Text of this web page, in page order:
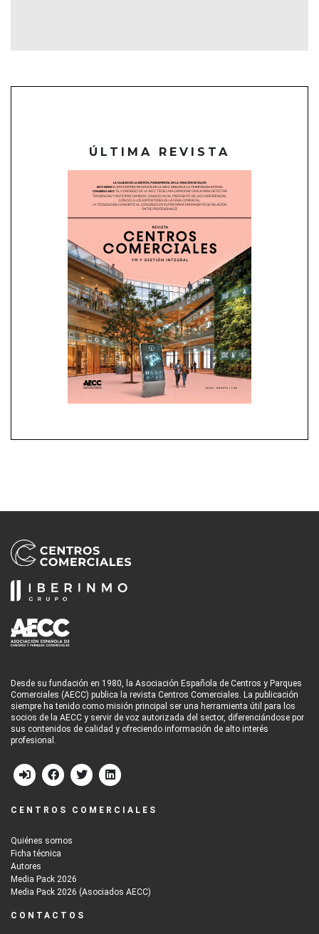
ÚLTIMA REVISTA
Desde su fundación en 1980, la Asociación Española de Centros y Parques
Comerciales (AECC) publica la revista Centros Comerciales. La publicación
siempre ha tenido como misión principal ser una herramienta útil para los
socios de la AECC y servir de voz autorizada del sector, diferenciándose por
sus contenidos de calidad y ofreciendo información de alto interés
profesional.
CENTROS COMERCIALES
Quiénes somos
Ficha técnica
Autores
Media Pack 2026
Media Pack 2026 (Asociados AECC)
CONTACTOS